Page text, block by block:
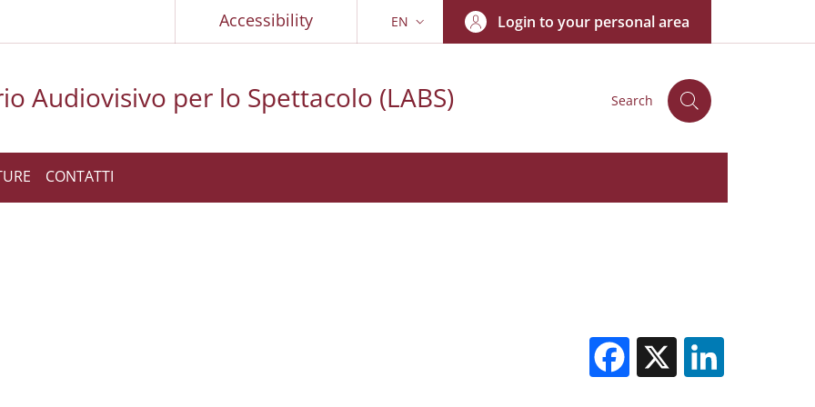
Accessibility LANGUAGE SWITCHER: CURRENT LANGUAGE
EN Login to your personal area
Audiovisivo per lo Spettacolo (LABS) Search
CONTATTI
Facebook
X